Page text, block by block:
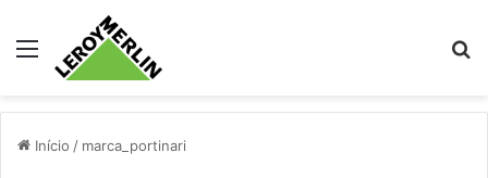
Menu
Início / marca_portinari